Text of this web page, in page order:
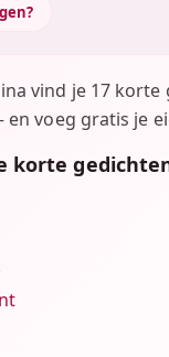
vind je 17
voeg gratis je
korte